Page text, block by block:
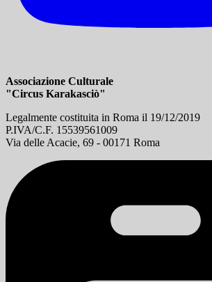
Associazione Culturale
"Circus Karakasciò"
Legalmente costituita in Roma il 19/12/2019
P.IVA/C.F. 15539561009
Via delle Acacie, 69 - 00171 Roma